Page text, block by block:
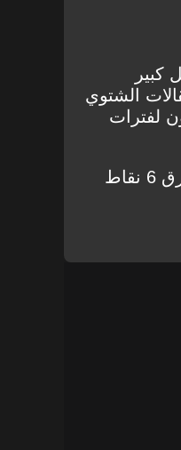
كبير
الشتوي
لفترات
يُشار إلى أن ريال مدريد يحتفل وصافة الدوري الإسباني بفارق 6 نقاط